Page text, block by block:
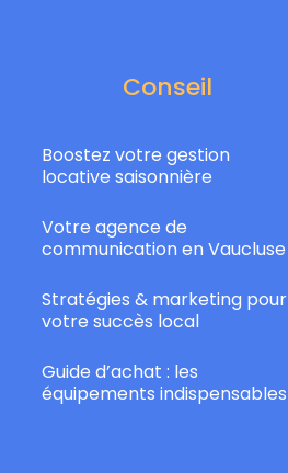
Conseil
Boostez votre gestion
locative saisonnière
Votre agence de
communication en Vaucluse
Stratégies & marketing pour
votre succès local
Guide d’achat : les
équipements indispensables